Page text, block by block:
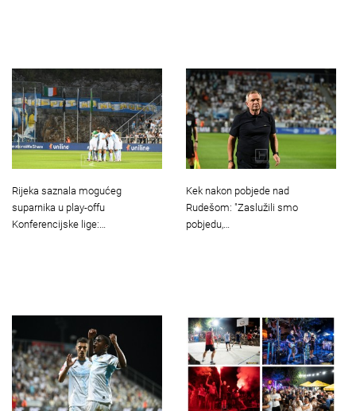
Rijeka saznala mogućeg
suparnika u play-offu
Konferencijske lige:…
Kek nakon pobjede nad
Rudešom: "Zaslužili smo
pobjedu,…